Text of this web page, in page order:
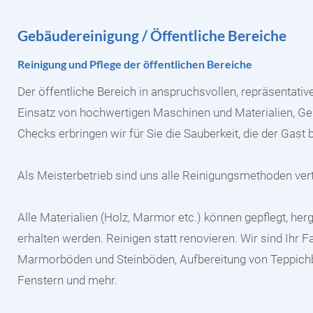
Gebäudereinigung / Öffentliche Bereiche
Reinigung und Pflege der öffentlichen Bereiche
Der öffentliche Bereich in anspruchsvollen,
Einsatz von hochwertigen Maschinen und Materialien,
Checks erbringen wir für Sie die Sauberkeit, die der
Als Meisterbetrieb sind uns alle Reinigungsmethoden
Alle Materialien (Holz, Marmor etc.) können gepflegt,
erhalten werden. Reinigen statt renovieren. Wir sind Ihr
Marmorböden und Steinböden, Aufbereitung von
Fenstern und mehr.